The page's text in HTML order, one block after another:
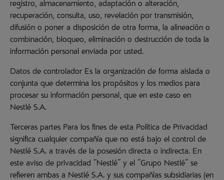
registro, almacenamiento, adaptación o alteración,
recuperación, consulta, uso, revelación por transmisión,
difusión o poner a disposición de otra forma, la alineación o
combinación, bloqueo, eliminación o destrucción de toda la
información personal enviada por usted.
Datos de controlador Es la organización de forma aislada o
conjunta que determina los propósitos y los medios para
procesar su información personal, que en este caso en
Nestlé S.A.
Terceras partes Para los fines de esta Política de Privacidad
significa cualquier compañía que no está bajo el control de
Nestlé S.A. a través de la posesión directa o indirecta. En
este aviso de privacidad "Nestlé" y el "Grupo Nestlé" se
refieren ambas a Nestlé S.A. y sus compañías subsidiarias (en